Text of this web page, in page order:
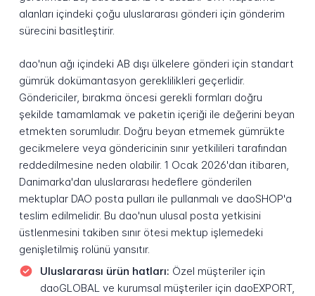
alanları içindeki çoğu uluslararası gönderi için gönderim
sürecini basitleştirir.
dao'nun ağı içindeki AB dışı ülkelere gönderi için standart
gümrük dokümantasyon gereklilikleri geçerlidir.
Göndericiler, bırakma öncesi gerekli formları doğru
şekilde tamamlamak ve paketin içeriği ile değerini beyan
etmekten sorumludır. Doğru beyan etmemek gümrükte
gecikmelere veya göndericinin sınır yetkilileri tarafından
reddedilmesine neden olabilir. 1 Ocak 2026'dan itibaren,
Danimarka'dan uluslararası hedeflere gönderilen
mektuplar DAO posta pulları ile pullanmalı ve daoSHOP'a
teslim edilmelidir. Bu dao'nun ulusal posta yetkisini
üstlenmesini takiben sınır ötesi mektup işlemedeki
genişletilmiş rolünü yansıtır.
Uluslararası ürün hatları: Özel müşteriler için
daoGLOBAL ve kurumsal müşteriler için daoEXPORT,